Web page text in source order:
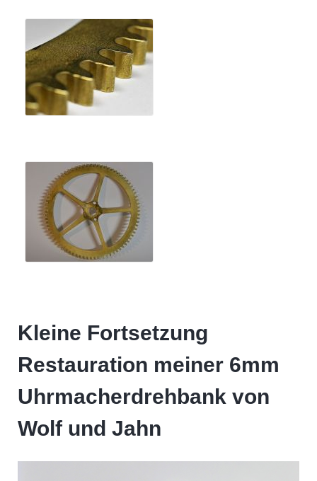
Kleine Fortsetzung
Restauration meiner 6mm
Uhrmacherdrehbank von
Wolf und Jahn